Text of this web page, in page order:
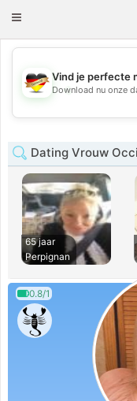
Toggle
💖
Vind je perfecte
Download nu onze
Dating Vrouw
65 jaar
Perpignan
0.8/1